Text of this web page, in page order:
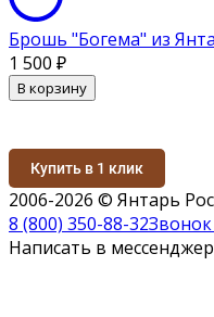
Брошь "Богема" из
1 500 ₽
В корзину
Купить в 1 клик
2006-2026 © Янтарь
8 (800) 350-88-32
Написать в